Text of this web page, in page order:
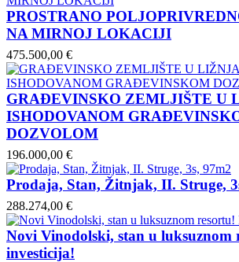
PROSTRANO
NA MIRNOJ LOKACIJI
475.500,00 €
GRAĐEVINSKO ZEMLJIŠTE U
ISHODOVANOM
DOZVOLOM
196.000,00 €
Prodaja, Stan, Žitnjak, II. Struge,
288.274,00 €
Novi Vinodolski, stan u luksuznom
investicija!